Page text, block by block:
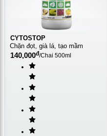
CYTOSTOP
Chặn đọt, già lá, tạo mầm
140,000đ/Chai 500ml